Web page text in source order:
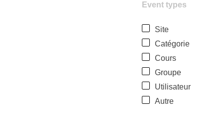
Event types
Site
Catégorie
Cours
Groupe
Utilisateur
Autre